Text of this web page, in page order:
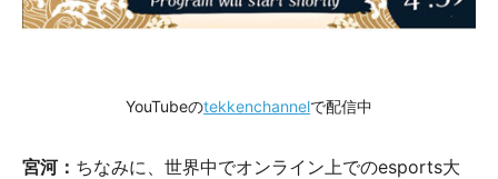
YouTubeのtekkenchannelで配信中
宮河： ちなみに、世界中でオンライン上でのesports大